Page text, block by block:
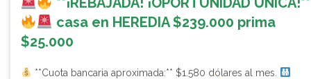
casa en HEREDIA $239.000 prima
$25.000
**Cuota bancaria aproximada:** $1.580 dólares al mes.